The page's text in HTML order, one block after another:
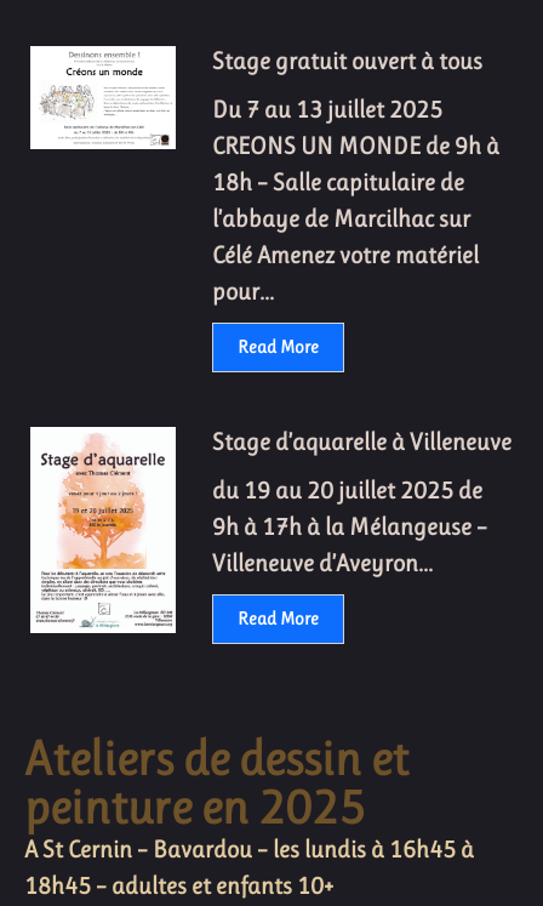
Stage gratuit ouvert à tous
Du 7 au 13 juillet 2025
CREONS UN MONDE de 9h à
18h – Salle capitulaire de
l’abbaye de Marcilhac sur
Célé Amenez votre matériel
pour...
Read More
Stage d’aquarelle à Villeneuve
du 19 au 20 juillet 2025 de
9h à 17h à la Mélangeuse –
Villeneuve d’Aveyron...
Read More
Ateliers de dessin et
peinture en 2025
A St Cernin – Bavardou – les lundis à 16h45 à
18h45 – adultes et enfants 10+